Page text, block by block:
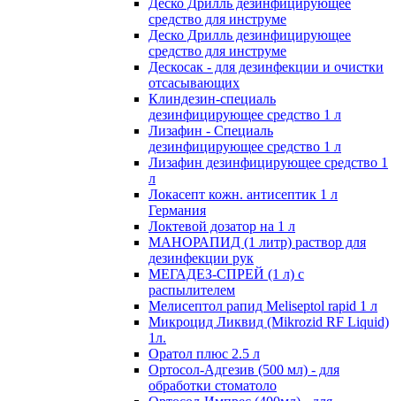
Деско Дрилль дезинфицирующее
средство для инструме
Деско Дрилль дезинфицирующее
средство для инструме
Дескосак - для дезинфекции и очистки
отсасывающих
Клиндезин-специаль
дезинфицирующее средство 1 л
Лизафин - Специаль
дезинфицирующее средство 1 л
Лизафин дезинфицирующее средство 1
л
Локасепт кожн. антисептик 1 л
Германия
Локтевой дозатор на 1 л
МАНОРАПИД (1 литр) раствор для
дезинфекции рук
МЕГАДЕЗ-СПРЕЙ (1 л) с
распылителем
Мелисептол рапид Meliseptol rapid 1 л
Микроцид Ликвид (Mikrozid RF Liquid)
1л.
Оратол плюс 2.5 л
Ортосол-Адгезив (500 мл) - для
обработки стоматоло